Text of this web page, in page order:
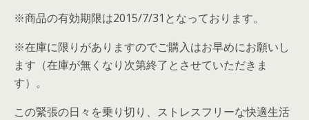
※商品の有効期限は2015/7/31となっております。
※在庫に限りがありますのでご購入はお早めにお願いし
ます（在庫が無くなり次第終了とさせていただきま
す）。
この緊張の日々を乗り切り、ストレスフリーな快適生活